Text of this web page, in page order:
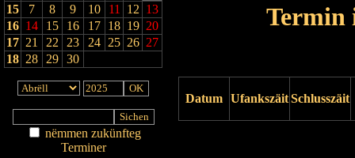
15
7 8 9 10 11 12 13
16 14 15 16 17 18 19 20
17 21 22 23 24 25 26 27
18 28 29 30
nëmmen zukünfteg
Terminer
Termin
Datum UfankszäitSchlusszäit